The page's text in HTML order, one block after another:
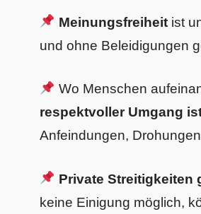
Meinungsfreiheitist
und ohne Beleidigungen
Wo Menschen
respektvoller Umgang
Anfeindungen,
Private Streitigkeiten
keine Einigung möglich,